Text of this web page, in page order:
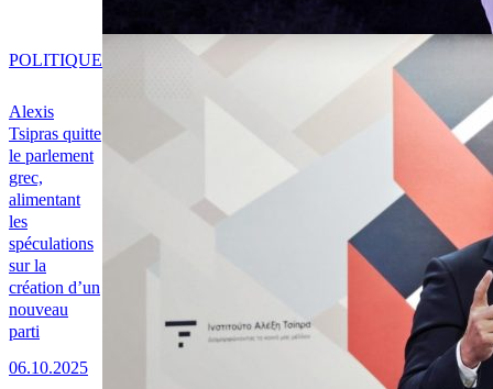
Alexis
Tsipras quitte
le parlement
grec,
alimentant
les
spéculations
sur la
création d’un
nouveau
parti
06.10.2025
POLITIQUE